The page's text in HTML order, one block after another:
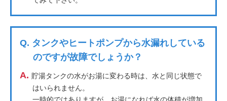
Q. タンクやヒートポンプから水漏れしている
のですが故障でしょうか？
A. 貯湯タンクの水がお湯に変わる時は、水と同じ状態で
はいられません。